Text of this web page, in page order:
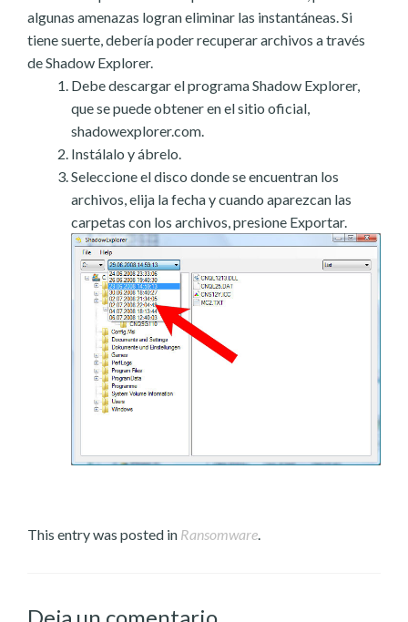
algunas amenazas logran eliminar las instantáneas. Si
tiene suerte, debería poder recuperar archivos a través
de Shadow Explorer.
Debe descargar el programa Shadow Explorer,
que se puede obtener en el sitio oficial,
shadowexplorer.com.
Instálalo y ábrelo.
Seleccione el disco donde se encuentran los
archivos, elija la fecha y cuando aparezcan las
carpetas con los archivos, presione Exportar.
This entry was posted in Ransomware.